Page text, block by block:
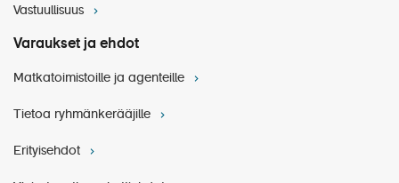
Vastuullisuus
Varaukset ja ehdot
Matkatoimistoille ja agenteille
Tietoa ryhmänkerääjille
Erityisehdot